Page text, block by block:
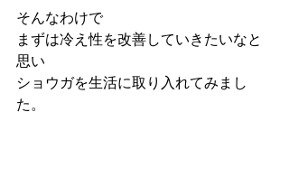
そんなわけで
まずは冷え性を改善していきたいなと
思い
ショウガを生活に取り入れてみまし
た。